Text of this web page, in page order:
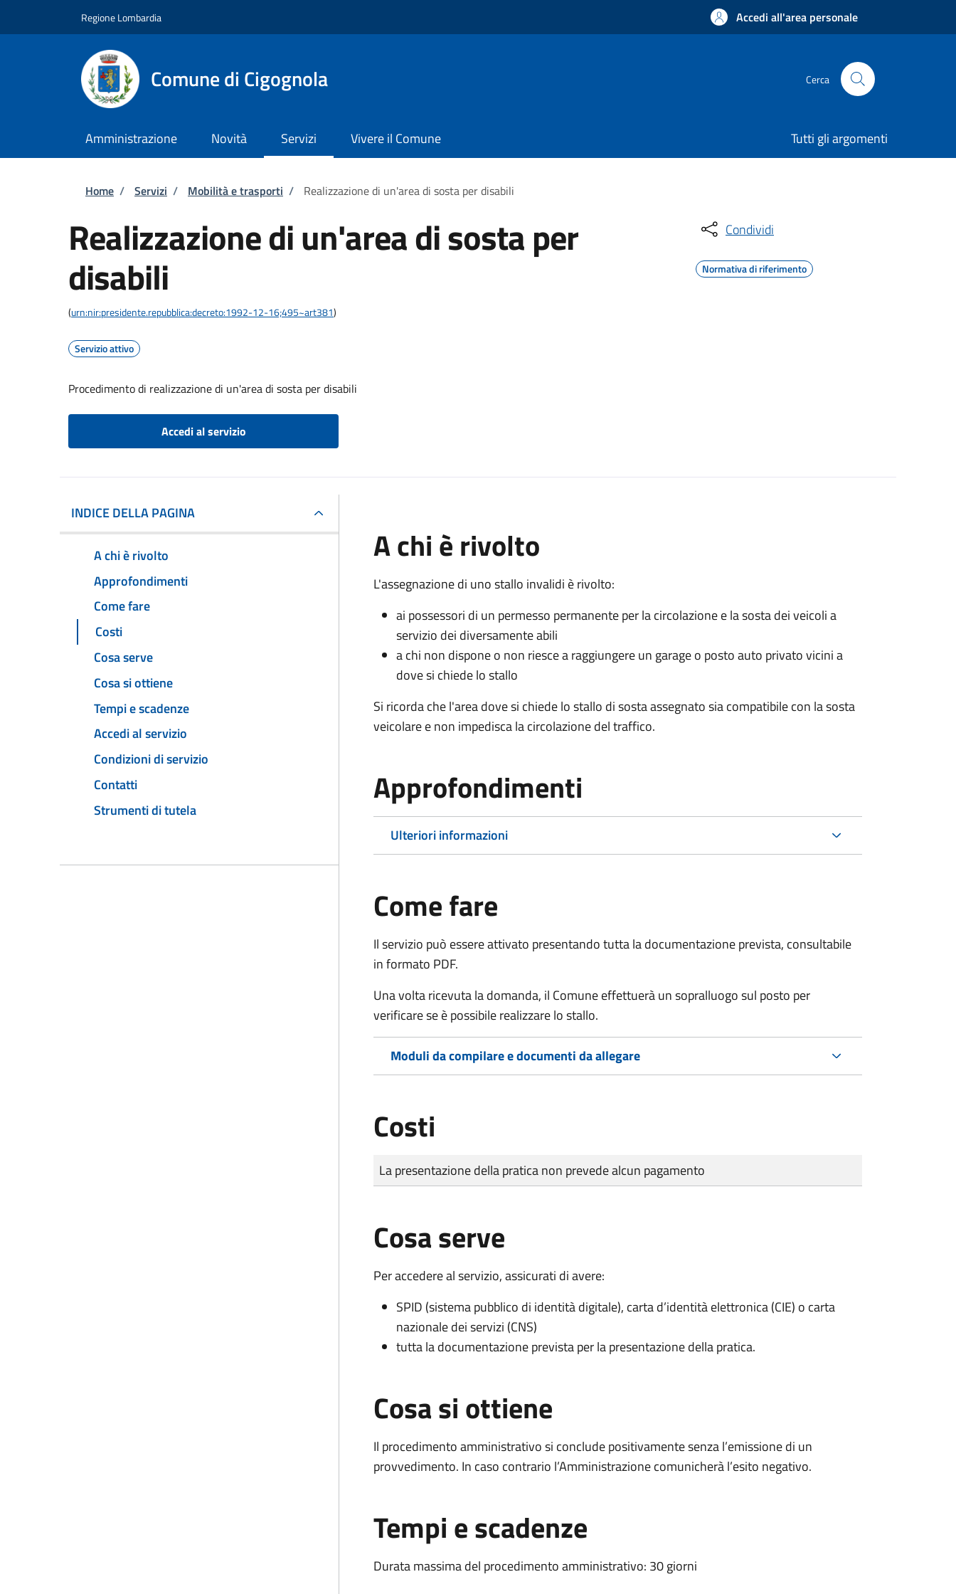
Regione Lombardia Accedi all'area personale
Comune di Cigognola Cerca
Amministrazione Novità Servizi Vivere il Comune Tutti gli argomenti
Briciole di pane
Home / Servizi / Mobilità e trasporti / Realizzazione di un'area di sosta per disabili
Realizzazione di un'area di sosta per
disabili
(urn:nir:presidente.repubblica:decreto:1992-12-16;495~art381)
Servizio attivo
Procedimento di realizzazione di un'area di sosta per disabili
Accedi al servizio
Condividi
Normativa di riferimento
INDICE DELLA PAGINA
A chi è rivolto
Approfondimenti
Come fare
Costi
Cosa serve
Cosa si ottiene
Tempi e scadenze
Accedi al servizio
Condizioni di servizio
Contatti
Strumenti di tutela
A chi è rivolto
L'assegnazione di uno stallo invalidi è rivolto:
ai possessori di un permesso permanente per la circolazione e la sosta dei veicoli a
servizio dei diversamente abili
a chi non dispone o non riesce a raggiungere un garage o posto auto privato vicini a
dove si chiede lo stallo
Si ricorda che l'area dove si chiede lo stallo di sosta assegnato sia compatibile con la sosta
veicolare e non impedisca la circolazione del traffico.
Approfondimenti
Ulteriori informazioni
Come fare
Il servizio può essere attivato presentando tutta la documentazione prevista, consultabile
in formato PDF.
Una volta ricevuta la domanda, il Comune effettuerà un sopralluogo sul posto per
verificare se è possibile realizzare lo stallo.
Moduli da compilare e documenti da allegare
Costi
Tipo di pagamento
Importo
La presentazione della pratica non prevede alcun pagamento
Cosa serve
Per accedere al servizio, assicurati di avere:
SPID (sistema pubblico di identità digitale), carta d’identità elettronica (CIE) o carta
nazionale dei servizi (CNS)
tutta la documentazione prevista per la presentazione della pratica.
Cosa si ottiene
Il procedimento amministrativo si conclude positivamente senza l’emissione di un
provvedimento. In caso contrario l’Amministrazione comunicherà l’esito negativo.
Tempi e scadenze
Durata massima del procedimento amministrativo: 30 giorni